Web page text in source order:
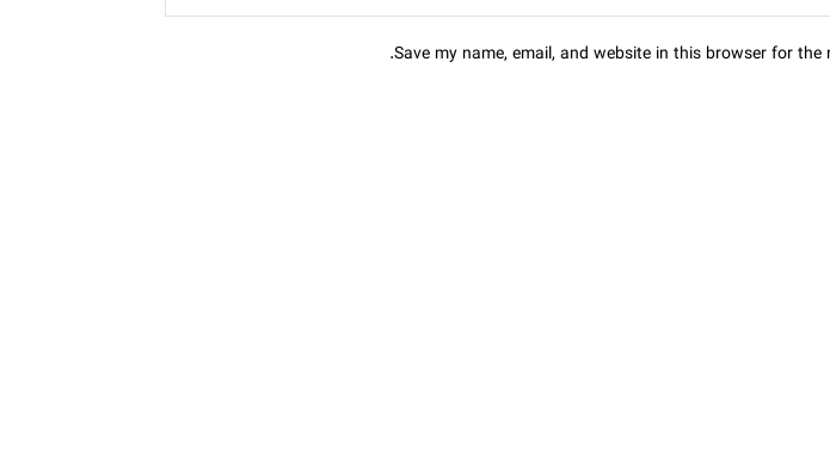
Save my name, email, and website in this browser for the